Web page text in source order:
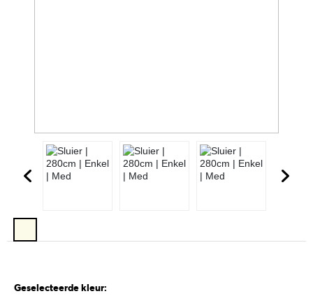
Geselecteerde kleur: